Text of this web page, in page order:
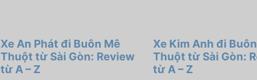
Xe An Phát đi Buôn Mê
Thuột từ Sài Gòn: Review
từ A – Z
Xe Kim Anh đi
Thuột từ Sài Gòn:
từ A – Z